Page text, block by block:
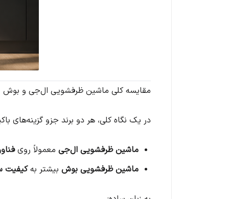
مقایسه کلی ماشین ظرفشویی ال‌جی و بوش
در یک نگاه کلی، هر دو برند جزو گزینه‌های
ماشین ظرفشویی ال‌جی معمولاً روی
ماشین ظرفشویی بوش بیشتر بهکیفیت